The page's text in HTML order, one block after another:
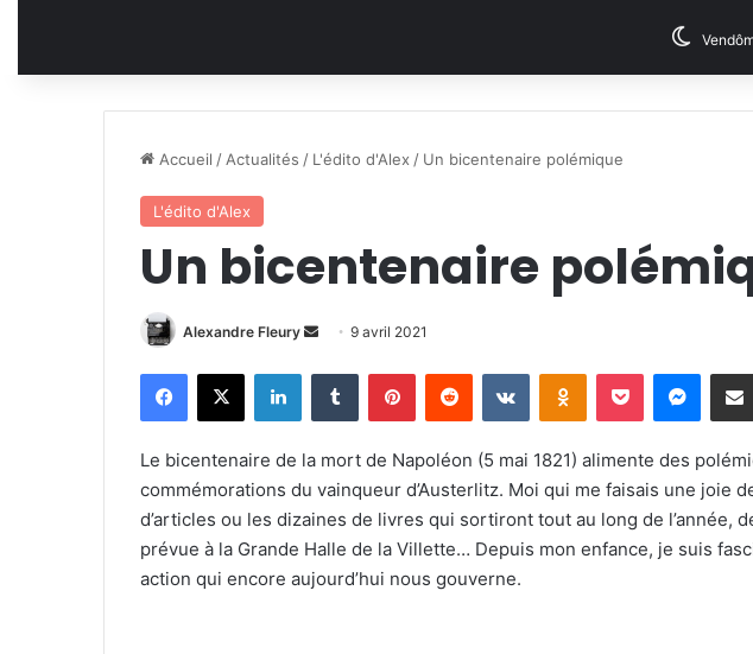
Accueil / Actualités / L'édito d'Alex / Un bicentenaire polémique
L'édito d'Alex
Un bicentenaire
Alexandre Fleury
o
u
n
c
9 avril 2021
Le bicentenaire de la mort de Napoléon (5 mai 1821) alimente des
commémorations du vainqueur d’Austerlitz. Moi qui me faisais une joie
d’articles ou les dizaines de livres qui sortiront tout au long de l’année,
prévue à la Grande Halle de la Villette… Depuis mon enfance, je suis
action qui encore aujourd’hui nous gouverne.